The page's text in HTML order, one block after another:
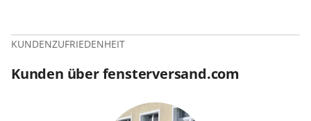
KUNDENZUFRIEDENHEIT
Kunden über fensterversand.com